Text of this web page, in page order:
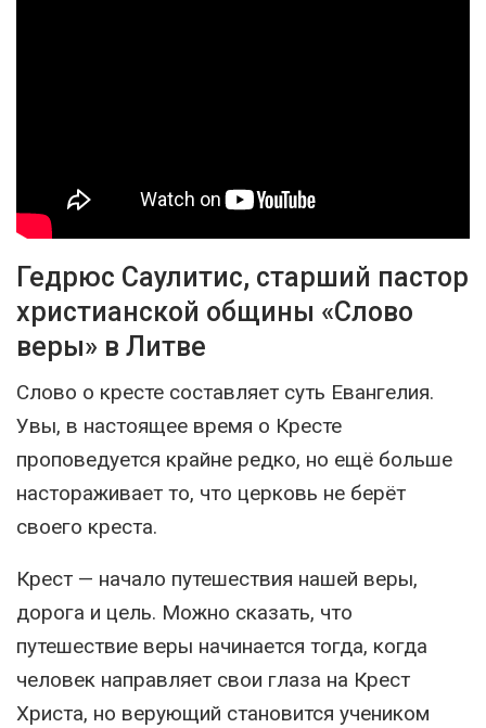
Гедрюс Саулитис, старший пастор
христианской общины «Слово
веры» в Литве
Слово о кресте составляет суть Евангелия.
Увы, в настоящее время о Кресте
проповедуется крайне редко, но ещё больше
настораживает то, что церковь не берёт
своего креста.
Крест — начало путешествия нашей веры,
дорога и цель. Можно сказать, что
путешествие веры начинается тогда, когда
человек направляет свои глаза на Крест
Христа, но верующий становится учеником